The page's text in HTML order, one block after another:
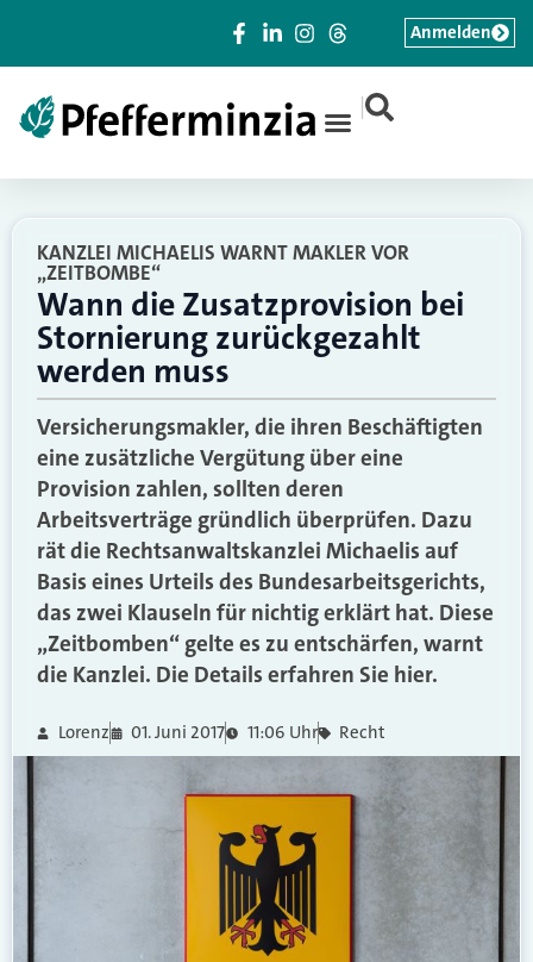
|
Anmelden
KANZLEI MICHAELIS WARNT MAKLER VOR
„ZEITBOMBE“
Wann die Zusatzprovision bei
Stornierung zurückgezahlt
werden muss
Versicherungsmakler, die ihren Beschäftigten
eine zusätzliche Vergütung über eine
Provision zahlen, sollten deren
Arbeitsverträge gründlich überprüfen. Dazu
rät die Rechtsanwaltskanzlei Michaelis auf
Basis eines Urteils des Bundesarbeitsgerichts,
das zwei Klauseln für nichtig erklärt hat. Diese
„Zeitbomben“ gelte es zu entschärfen, warnt
die Kanzlei. Die Details erfahren Sie hier.
Lorenz 01. Juni 2017 11:06 Uhr Recht